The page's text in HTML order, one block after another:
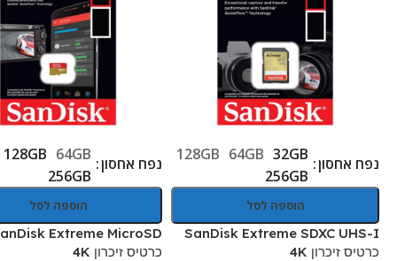
נפח אחסון
32GB
64GB
128GB
256GB
הוספה לסל
SanDisk Extreme SDXC UHS-I
כרטיס זיכרון 4K
נפח אחסון
64GB
128GB
256GB
הוספה לסל
Extreme MicroSD
כרטיס זיכרון 4K